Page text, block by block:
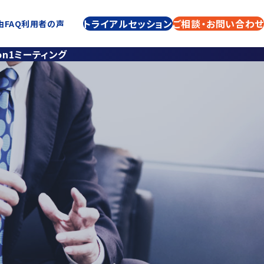
PACERについて トライアルセッションご相談・お問い合わせ
ミーティング
FAQ利用者の声 トライアルセッションご相談・お問い合わせ